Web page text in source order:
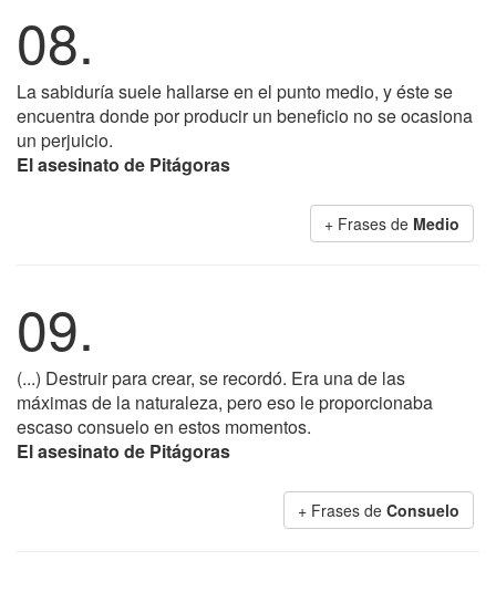
08.
La sabiduría suele hallarse en el punto medio, y éste se
encuentra donde por producir un beneficio no se ocasiona
un perjuicio.
El asesinato de Pitágoras
+ Frases de Medio
09.
(...) Destruir para crear, se recordó. Era una de las
máximas de la naturaleza, pero eso le proporcionaba
escaso consuelo en estos momentos.
El asesinato de Pitágoras
+ Frases de Consuelo